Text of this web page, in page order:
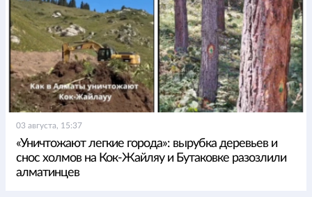
03 августа, 15:37
«Уничтожают легкие города»: вырубка деревьев и
снос холмов на Кок-Жайляу и Бутаковке разозлили
алматинцев